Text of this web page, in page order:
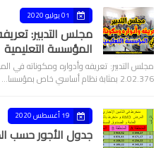
01 يوليو 2020
مجلس التدبير:
المؤسسة التعليمية
مجلس التدبير: تعريفه وأدواره ومكوناته في
2.02.376 بمثابة نظام أساسي خاص بمؤسسا…
19 أغسطس 2020
جدول الأجور حسب